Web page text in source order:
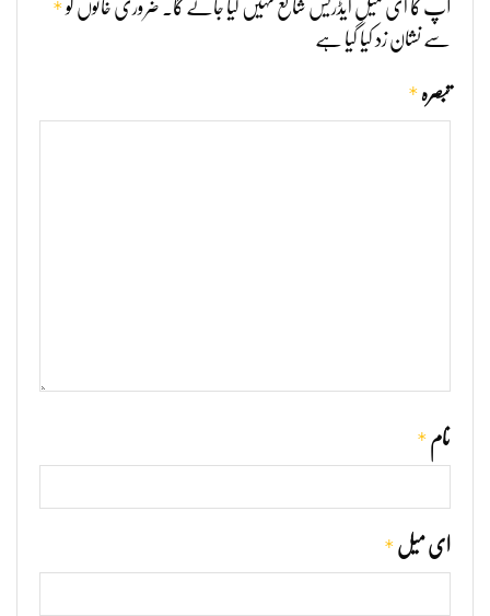
آپ کا ای میل ایڈریس شائع نہیں کیا جائے گا۔ ضروری خانوں کو*
سے نشان زد کیا گیا ہے
تبصرہ *
نام *
ای میل *